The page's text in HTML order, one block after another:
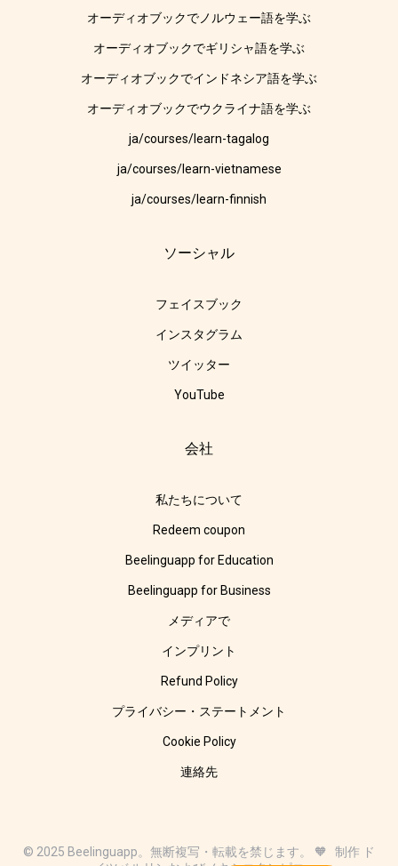
オーディオブックでノルウェー語を学ぶ
オーディオブックでギリシャ語を学ぶ
オーディオブックでインドネシア語を学ぶ
オーディオブックでウクライナ語を学ぶ
ja/courses/learn-tagalog
ja/courses/learn-vietnamese
ja/courses/learn-finnish
ソーシャル
フェイスブック
インスタグラム
ツイッター
YouTube
会社
私たちについて
Redeem coupon
Beelinguapp for Education
Beelinguapp for Business
メディアで
インプリント
Refund Policy
プライバシー・ステートメント
Cookie Policy
連絡先
© 2025 Beelinguapp。無断複写・転載を禁じます。 🧡 制作 ド